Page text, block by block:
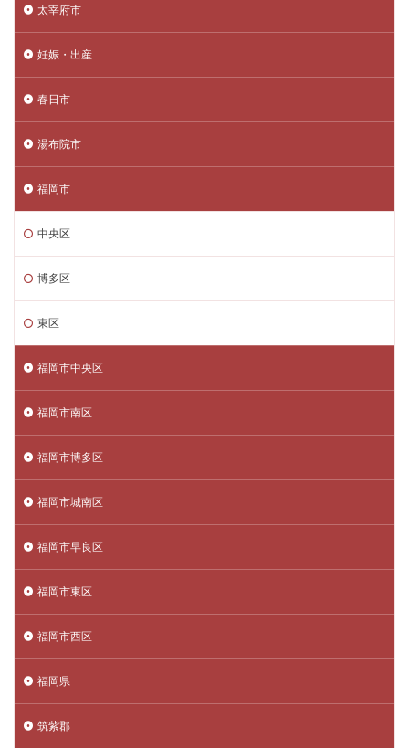
太宰府市
妊娠・出産
春日市
湯布院市
福岡市
中央区
博多区
東区
福岡市中央区
福岡市南区
福岡市博多区
福岡市城南区
福岡市早良区
福岡市東区
福岡市西区
福岡県
筑紫郡